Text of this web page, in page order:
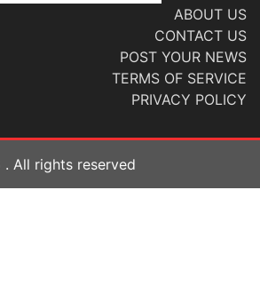
ABOUT US
CONTACT US
POST YOUR NEWS
TERMS OF SERVICE
PRIVACY POLICY
. All rights reserved